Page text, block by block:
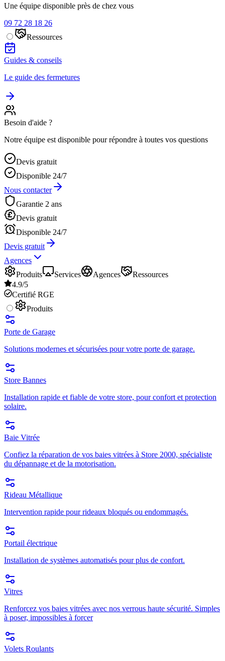
Une équipe disponible près de chez vous
09 72 28 18 26
Ressources
Guides & conseils
Le guide des fermetures
Besoin d'aide ?
Notre équipe est disponible pour répondre à toutes vos questions
Devis gratuit
Disponible 24/7
Nous contacter
Garantie 2 ans
Devis gratuit
Disponible 24/7
Devis gratuit
Agences
Produits
Services Agences
Ressources
4.9/5
Certifié RGE
Produits
Porte de Garage
Solutions modernes et sécurisées pour votre porte de garage.
Store Bannes
Installation rapide et fiable de votre store, pour confort et protection
solaire.
Baie Vitrée
Confiez la réparation de vos baies vitrées à Store 2000, spécialiste
du dépannage et de la motorisation.
Rideau Métallique
Intervention rapide pour rideaux bloqués ou endommagés.
Portail électrique
Installation de systèmes automatisés pour plus de confort.
Vitres
Renforcez vos baies vitrées avec nos verrous haute sécurité. Simples
à poser, impossibles à forcer
Volets Roulants